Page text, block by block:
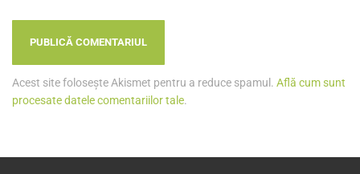
Acest site folosește Akismet pentru a reduce spamul. Află cum sunt
procesate datele comentariilor tale.